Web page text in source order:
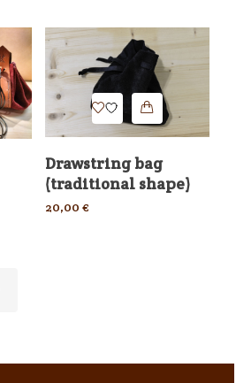
Drawstring bag
(traditional shape)
20,00 €